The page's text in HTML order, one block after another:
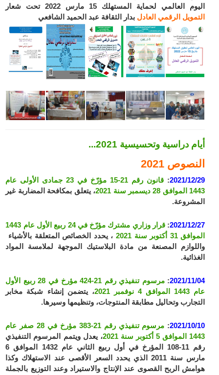
اليوم العالمي لحماية المستهلك 15 مارس 2022 تحت شعار
لتمويل الرقمي العادل بدار الثقافة عبد الحميد الشافعي
أيام دراسية وتحسيسية 2021...
النصوص 2021
2021/12/29
:
قانون رقم 21-15 مؤرّخ في 23 جمادى الأولى عام
1443 الموافق 28 ديسمبر سنة 2021
، يتعلق بمكافحة المضاربة غير
المشروعة.
2021/12/27
:
قرار وزاري مشترك مؤرّخ في 24 ربيع الأول عام 1443
الموافق 31 أكتوبر سنة 2021
، يحدد الخصائص المتعلقة بالأشياء
واللوازم المصنعة من مادة البلاستيك الموجهة لملامسة المواد
الغذائية.
2021/11/04
:
مرسوم تنفيذي رقم 21-424 مؤرخ في 28 ربيع الأول
عام 1443 الموافق 4 نوفمبر 2021
، يتضمن إنشاء شبكة مخابر
التجارب وتحاليل مطابقة المنتوجات، وتنظيمها وسيرها.
2021/10/10
:
مرسوم تنفيذي رقم 21-383 مؤرخ في 28 صفر عام
1443 الموافق 5 أكتوبر سنة 2021
، يعدل ويتمم المرسوم التنفيذي
رقم 11-108 المؤرخ في أول ربيع الثاني عام 1432 الموافق 6
مارس سنة 2011 الذي يحدد السعر الأقصى عند الاستهلاك وكذا
هوامش الربح القصوى عند الإنتاج والاستيراد وعند التوزيع بالجملة